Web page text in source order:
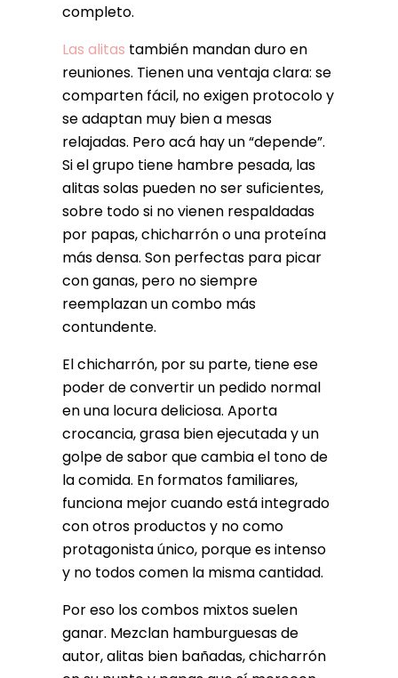
completo.
Las alitas también mandan duro en
reuniones. Tienen una ventaja clara: se
comparten fácil, no exigen protocolo y
se adaptan muy bien a mesas
relajadas. Pero acá hay un “depende”.
Si el grupo tiene hambre pesada, las
alitas solas pueden no ser suficientes,
sobre todo si no vienen respaldadas
por papas, chicharrón o una proteína
más densa. Son perfectas para picar
con ganas, pero no siempre
reemplazan un combo más
contundente.
El chicharrón, por su parte, tiene ese
poder de convertir un pedido normal
en una locura deliciosa. Aporta
crocancia, grasa bien ejecutada y un
golpe de sabor que cambia el tono de
la comida. En formatos familiares,
funciona mejor cuando está integrado
con otros productos y no como
protagonista único, porque es intenso
y no todos comen la misma cantidad.
Por eso los combos mixtos suelen
ganar. Mezclan hamburguesas de
autor, alitas bien bañadas, chicharrón